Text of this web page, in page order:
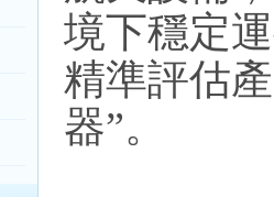
境下穩定
精準評估
器”。